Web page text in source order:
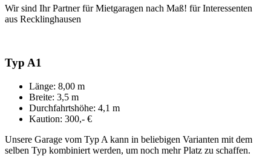
Wir sind Ihr Partner für Mietgaragen nach Maß! für Interessenten
aus Recklinghausen
Typ A1
Länge: 8,00 m
Breite: 3,5 m
Durchfahrtshöhe: 4,1 m
Kaution: 300,- €
Unsere Garage vom Typ A kann in beliebigen Varianten mit dem
selben Typ kombiniert werden, um noch mehr Platz zu schaffen.